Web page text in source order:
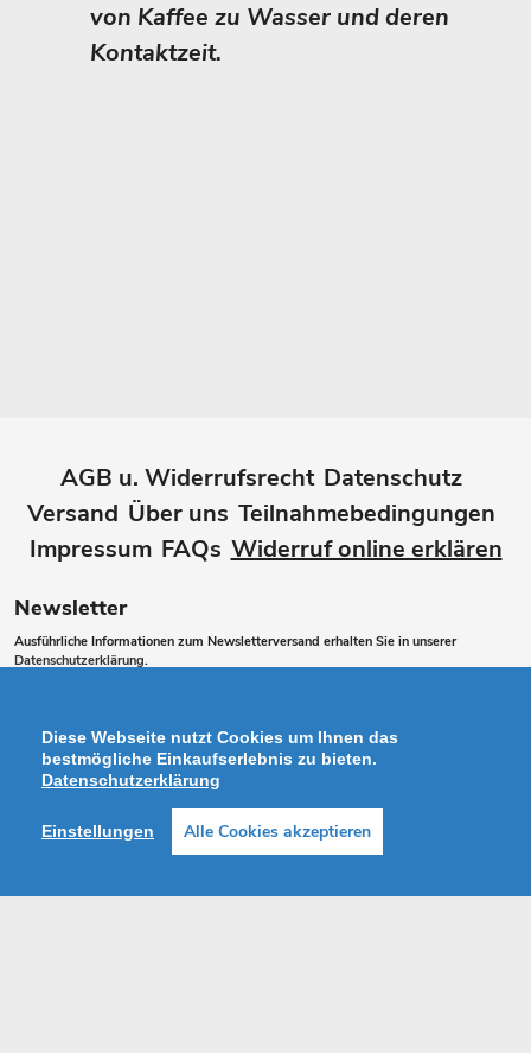
von Kaffee zu Wasser und deren
Kontaktzeit.
AGB u. Widerrufsrecht Datenschutz
Versand Über uns Teilnahmebedingungen
Impressum FAQs Widerruf online erklären
Newsletter
Ausführliche Informationen zum Newsletterversand erhalten Sie in unserer
Datenschutzerklärung.
Sie
unsere
Mailingliste
Diese Webseite nutzt Cookies um Ihnen das
bestmögliche Einkaufserlebnis zu bieten.
Datenschutzerklärung
Einstellungen Alle Cookies akzeptieren